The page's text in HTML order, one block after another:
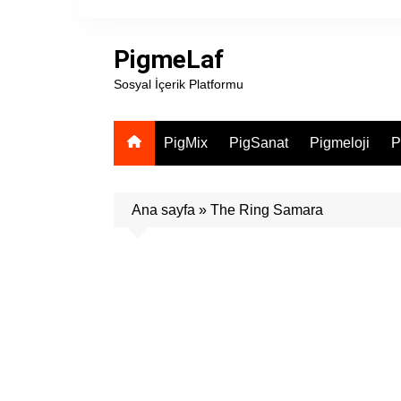
PigmeLaf
Sosyal İçerik Platformu
PigMix PigSanat Pigmeloji
Ana sayfa » The Ring Samara